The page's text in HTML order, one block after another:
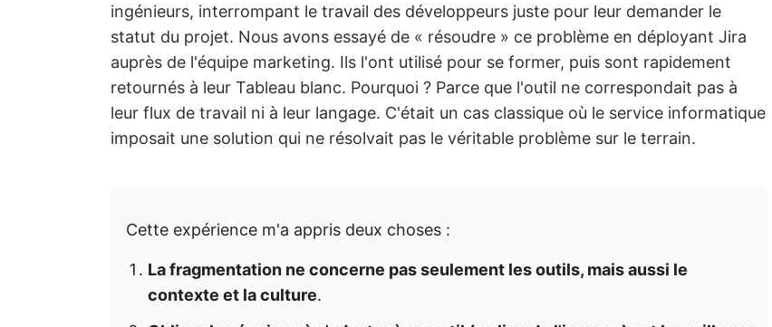
ingénieurs, interrompant le travail des développeurs juste pour leur demander le
statut du projet. Nous avons essayé de « résoudre » ce problème en déployant Jira
auprès de l'équipe marketing. Ils l'ont utilisé pour se former, puis sont rapidement
retournés à leur Tableau blanc. Pourquoi ? Parce que l'outil ne correspondait pas à
leur flux de travail ni à leur langage. C'était un cas classique où le service informatique
imposait une solution qui ne résolvait pas le véritable problème sur le terrain.
Cette expérience m'a appris deux choses :
La fragmentation ne concerne pas seulement les outils, mais aussi le
contexte et la culture.